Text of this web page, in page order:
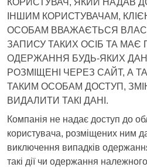
КОРИСТУВАЧ, ЯКИЙ НАДАВ
ІНШИМ КОРИСТУВАЧАМ,
ОСОБАМ ВВАЖАЄТЬСЯ
ЗАПИСУ ТАКИХ ОСІБ ТА МАЄ
ОДЕРЖАННЯ БУДЬ-ЯКИХ
РОЗМІЩЕНІ ЧЕРЕЗ САЙТ, А
ТАКИМ ОСОБАМ ДОСТУП,
ВИДАЛИТИ ТАКІ ДАНІ.
Компанія не надає доступ до
користувача, розміщених ним
виключення випадків
такі дії чи одержання